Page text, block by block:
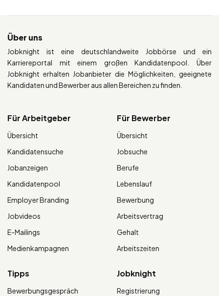
Über uns
Jobknight ist eine deutschlandweite Jobbörse und ein
Karriereportal mit einem großen Kandidatenpool. Über
Jobknight erhalten Jobanbieter die Möglichkeiten, geeignete
Kandidaten und Bewerber aus allen Bereichen zu finden.
Für Arbeitgeber
Übersicht
Kandidatensuche
Jobanzeigen
Kandidatenpool
Employer Branding
Jobvideos
E-Mailings
Medienkampagnen
Für Bewerber
Übersicht
Jobsuche
Berufe
Lebenslauf
Bewerbung
Arbeitsvertrag
Gehalt
Arbeitszeiten
Tipps
Bewerbungsgespräch
Jobknight
Registrierung